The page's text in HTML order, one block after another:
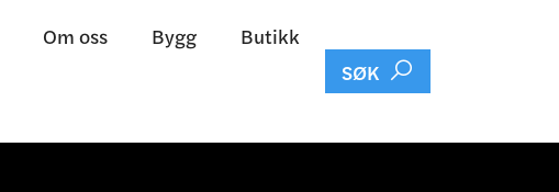
Om oss Bygg Butikk
SØK 